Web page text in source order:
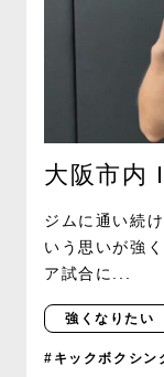
大阪市内
ジムに通い続
いう思いが強
ア試合に...
強くなりたい
#キックボクシン